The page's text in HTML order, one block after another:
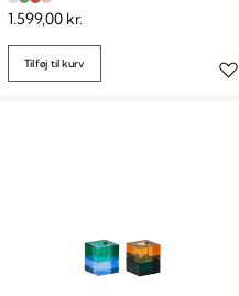
1.599,00 kr.
Tilføj til kurv